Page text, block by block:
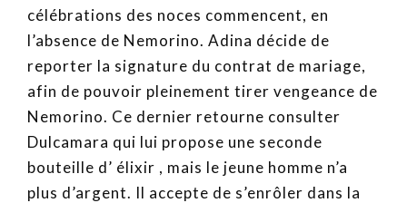
célébrations des noces commencent, en
l’absence de Nemorino. Adina décide de
reporter la signature du contrat de mariage,
afin de pouvoir pleinement tirer vengeance de
Nemorino. Ce dernier retourne consulter
Dulcamara qui lui propose une seconde
bouteille d’ élixir , mais le jeune homme n’a
plus d’argent. Il accepte de s’enrôler dans la